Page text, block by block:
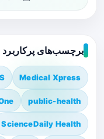
برچسب‌های پرکاربرد
Medical Xpress
public-health
ScienceDaily Health